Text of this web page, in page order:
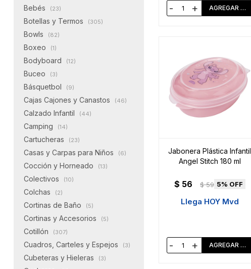
- +
Jabonera Plástica Infantil
Angel Stitch 180 ml
$ 56 $ 59 5
Llega HOY Mvd
- +
Bebés (23)
Botellas y Termos (305)
Bowls (82)
Boxeo (1)
Bodyboard (12)
Buceo (3)
Básquetbol (9)
Cajas Cajones y Canastos (46)
Calzado Infantil (44)
Camping (14)
Cartucheras (23)
Casas y Carpas para Niños (6)
Cocción y Horneado (13)
Colectivos (10)
Colchas (2)
Cortinas de Baño (5)
Cortinas y Accesorios (5)
Cotillón (307)
Cuadros, Carteles y Espejos (3)
Cubeteras y Hieleras (3)